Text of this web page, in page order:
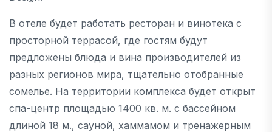
В отеле будет работать ресторан и винотека с
просторной террасой, где гостям будут
предложены блюда и вина производителей из
разных регионов мира, тщательно отобранные
сомелье. На территории комплекса будет открыт
спа-центр площадью 1400 кв. м. с бассейном
длиной 18 м., сауной, хаммамом и тренажерным